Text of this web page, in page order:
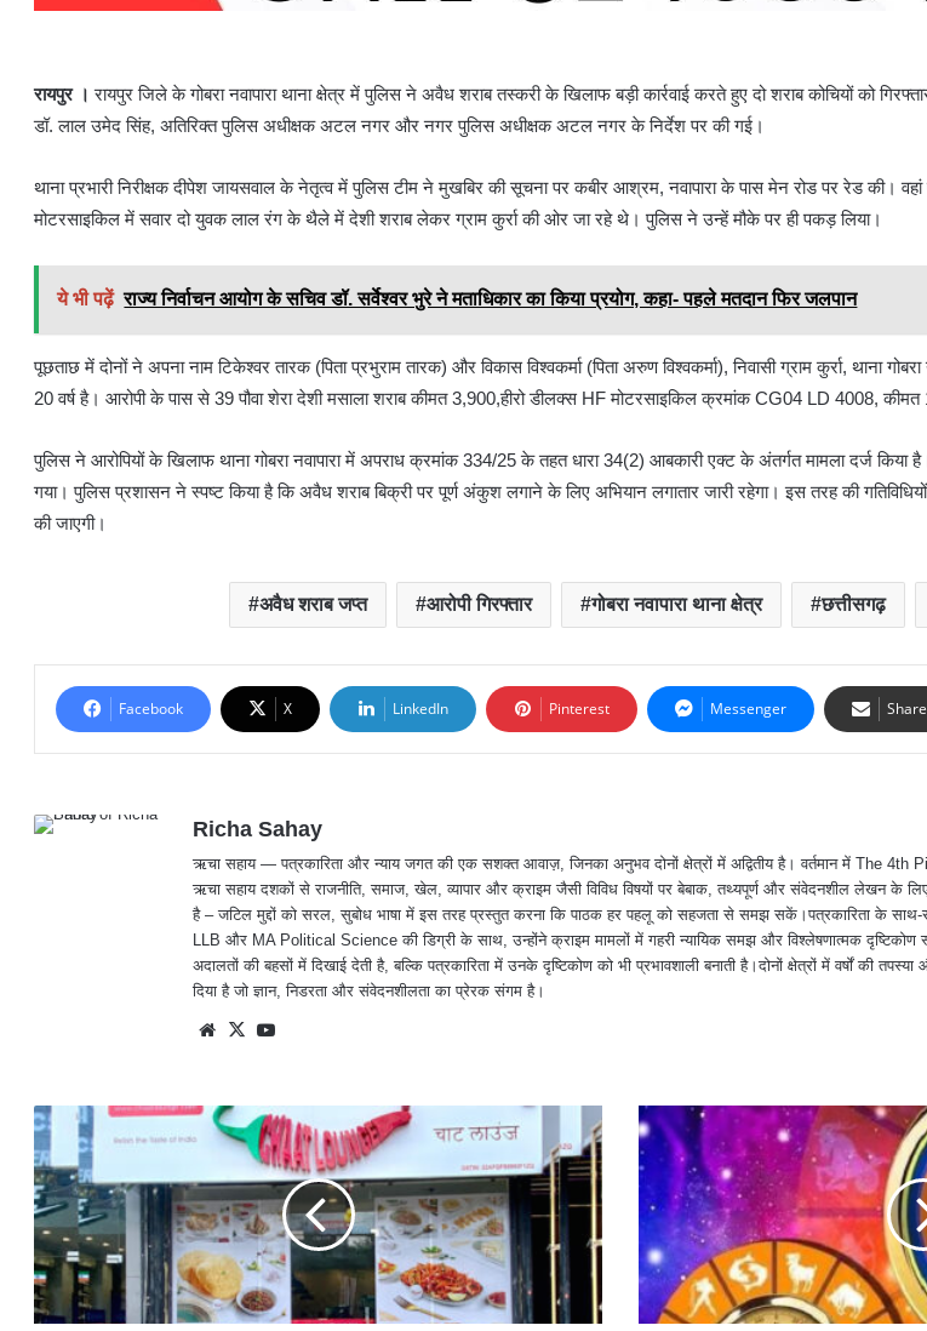
डॉ. लाल उमेद सिंह, अतिरिक्त पुलिस अधीक्षक अटल नगर और नगर पुलिस अधीक्षक अटल नगर के निर्देश पर की गई।
मोटरसाइकिल में सवार दो युवक लाल रंग के थैले में देशी शराब लेकर ग्राम कुर्रा की ओर जा रहे थे। पुलिस ने उन्हें मौके पर ही पकड़ लिया।
ये भी पढ़ें राज्य निर्वाचन आयोग के सचिव डॉ. सर्वेश्वर भुरे ने मताधिकार का किया प्रयोग, कहा- पहले मतदान फिर जलपान
पूछताछ में दोनों ने अपना नाम टिकेश्वर तारक (पिता प्रभुराम तारक) और विकास विश्वकर्मा (पिता अरुण विश्वकर्मा), निवासी ग्राम कुर्रा, थाना गोबरा
पुलिस ने आरोपियों के खिलाफ थाना गोबरा नवापारा में अपराध क्रमांक 334/25 के तहत धारा 34(2) आबकारी एक्ट के अंतर्गत मामला दर्ज किया है।
की जाएगी।
X LinkedIn Pinterest Messenger
Richa Sahay
ऋचा सहाय — पत्रकारिता और न्याय जगत की एक सशक्त आवाज़, जिनका अनुभव दोनों क्षेत्रों में अद्वितीय है। वर्तमान में The 4th
अदालतों की बहसों में दिखाई देती है, बल्कि पत्रकारिता में उनके दृष्टिकोण को भी प्रभावशाली बनाती है।दोनों क्षेत्रों में वर्षों की
दिया है जो ज्ञान, निडरता और संवेदनशीलता का प्रेरक संगम है।
We
bsit
e
X
Yo
uTu
be